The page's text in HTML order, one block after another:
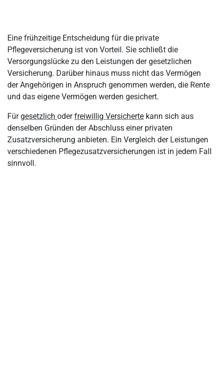
Eine frühzeitige Entscheidung für die private
Pflegeversicherung ist von Vorteil. Sie schließt die
Versorgungslücke zu den Leistungen der gesetzlichen
Versicherung. Darüber hinaus muss nicht das Vermögen
der Angehörigen in Anspruch genommen werden, die Rente
und das eigene Vermögen werden gesichert.
Fürgesetzlich oderfreiwillig Versicherte kann sich aus
denselben Gründen der Abschluss einer privaten
Zusatzversicherung anbieten. Ein Vergleich der Leistungen
verschiedenen Pflegezusatzversicherungen ist in jedem Fall
sinnvoll.